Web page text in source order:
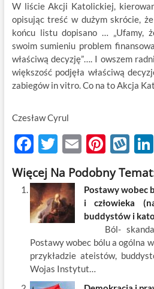
W liście Akcji Katolickiej,
opisując treść w dużym skrócie,
końcu listu dopisano … „Ufamy,
swoim sumieniu problem
właściwą decyzję”…. I owszem
większość podjęła właściwą
zabiegów in vitro. Co na to Akcja
Czesław Cyrul
F
ac
e
b
o
o
k
T
w
itt
er
E
m
ail
Pi
nt
er
es
t
W
k
o
p
Więcej Na Podobny
Postawy wobec
i człowieka
buddystów i
Ból- skandal
Postawy wobec bólu a ogólna
przykładzie ateistów,
Wojas Instytut…